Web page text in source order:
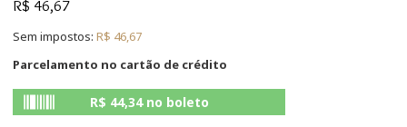
R$ 46,67
Sem impostos: R$ 46,67
Parcelamento no cartão de crédito
R$ 44,34 no boleto